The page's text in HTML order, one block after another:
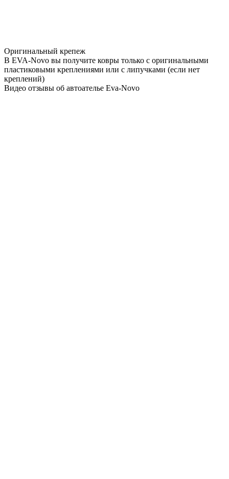
Оригинальный крепеж
В EVA-Novo вы получите ковры только с оригинальными
пластиковыми креплениями или с липучками (если нет
креплений)
Видео отзывы об автоателье Eva-Novo